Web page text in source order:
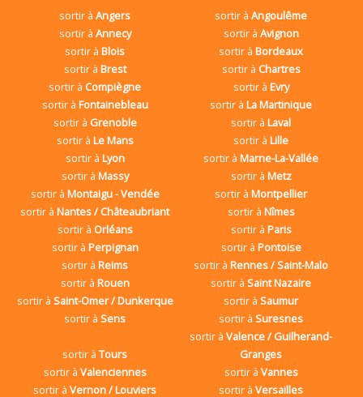
sortir àAngers sortir àAngoulême
sortir à Annecy sortir à Avignon
sortir àBlois sortir àBordeaux
sortir à Brest sortir à Chartres
sortir à Compiègne sortir à Evry
sortir à Fontainebleau sortir àLa Martinique
sortir à Grenoble sortir àLaval
sortir à Le Mans sortir àLille
sortir à Lyon sortir àMarne-La-Vallée
sortir à Massy sortir à Metz
sortir à Montaigu - Vendée sortir àMontpellier
sortir àNantes / Châteaubriant sortir à Nîmes
sortir à Orléans sortir à Paris
sortir à Perpignan sortir à Pontoise
sortir àReims sortir àRennes / Saint-Malo
sortir à Rouen sortir àSaint Nazaire
sortir à Saint-Omer / Dunkerque sortir àSaumur
sortir àSens sortir àSuresnes
sortir àTours
sortir àValence / Guilherand-
Granges
sortir à Valenciennes sortir à Vannes
sortir àVernon / Louviers sortir àVersailles